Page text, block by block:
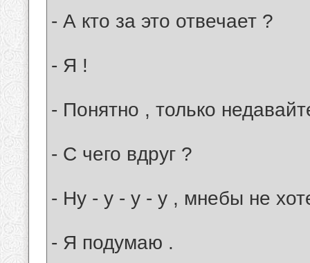
- А кто за это отвечает ?
- Я !
- Понятно , только
- С чего вдруг ?
- Ну - у - у - у , мнебы не
- Я подумаю .